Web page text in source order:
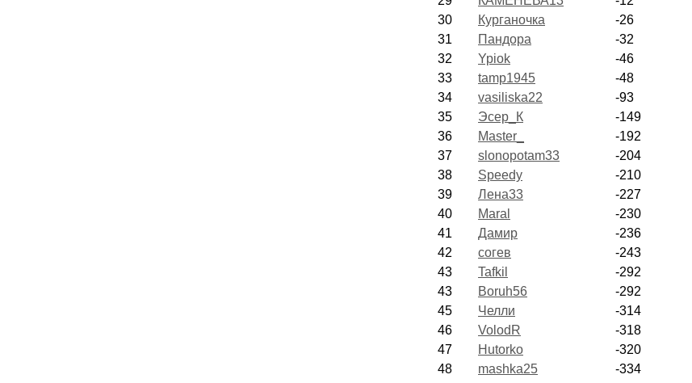
30
Курганочка
-26
31
Пандора
-32
32
Ypiok
-46
33
tamp1945
-48
34
vasiliska22
-93
35
Эсер_К
-149
36
Master_
-192
37
slonopotam33
-204
38
Speedy
-210
39
Лена33
-227
40
Maral
-230
41
Дамир
-236
42
согев
-243
43
Tafkil
-292
43
Boruh56
-292
45
Челли
-314
46
VolodR
-318
47
Hutorko
-320
48
mashka25
-334